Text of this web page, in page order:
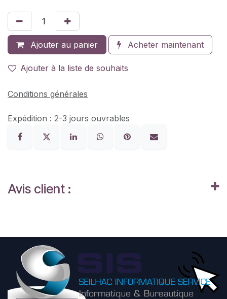
Ajouter au panier Acheter maintenant
Ajouter à la liste de souhaits
Conditions générales
Expédition : 2-3 jours ouvrables
Avis client :